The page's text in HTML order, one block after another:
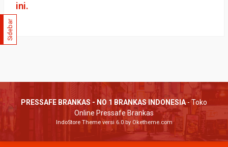
ini.
Sidebar
PRESSAFE BRANKAS - NO 1 BRANKAS INDONESIA- Toko
Online Pressafe Brankas
IndoStore Themeversi 6.0 by Oketheme.com